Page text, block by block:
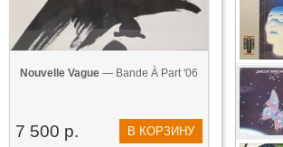
Nouvelle Vague — Bande À Part '06
7 500 р. В КОРЗИНУ